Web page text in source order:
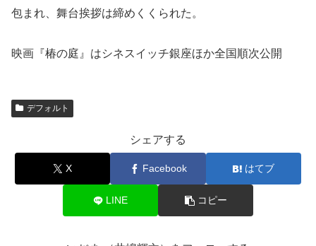
包まれ、舞台挨拶は締めくくられた。
映画『椿の庭』はシネスイッチ銀座ほか全国順次公開
デフォルト
シェアする
X Facebook はてブ
LINE コピー